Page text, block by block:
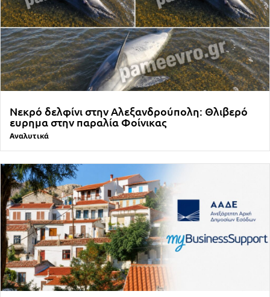
Νεκρό δελφίνι στην Αλεξανδρούπολη: Θλιβερό
ευρημα στην παραλία Φοίνικας
Αναλυτικά